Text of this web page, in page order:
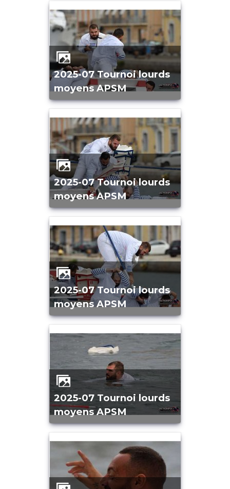
2025-07 Tournoi lourds
moyens APSM
2025-07 Tournoi lourds
moyens APSM
2025-07 Tournoi lourds
moyens APSM
2025-07 Tournoi lourds
moyens APSM